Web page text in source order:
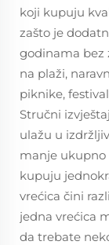
koji kupuju
zašto je
godinama bez
na plaži,
piknike,
Stručni
ulažu u
manje ukupno
kupuju
vrećica čini
jedna vrećica
da trebate